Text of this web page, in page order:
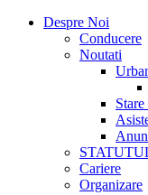
Despre Noi
Conducere
Noutati
Cariere
Organizare